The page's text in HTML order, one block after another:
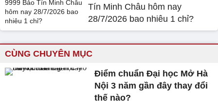
Tín Minh Châu hôm nay
28/7/2026 bao nhiêu 1 chỉ?
CÙNG CHUYÊN MỤC
Điểm chuẩn Đại học Mở Hà
Nội 3 năm gần đây thay đổi
thế nào?